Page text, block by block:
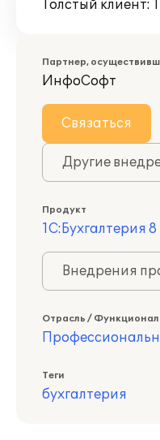
Толстый клиент: 1
Партнер,
ИнфоСофт
Связаться
Другие
Продукт
1С:Бухгалтерия 8
Внедрения
Отрасль /
Теги
бухгалтерия